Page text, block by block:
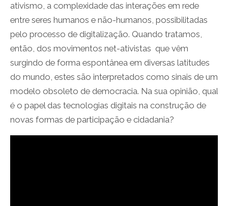
ativismo, a complexidade das interações em rede
entre seres humanos e não-humanos, possibilitadas
pelo processo de digitalização. Quando tratamos,
então, dos movimentos net-ativistas que vêm
surgindo de forma espontânea em diversas latitudes
do mundo, estes são interpretados como sinais de um
modelo obsoleto de democracia. Na sua opinião, qual
é o papel das tecnologias digitais na construção de
novas formas de participação e cidadania?